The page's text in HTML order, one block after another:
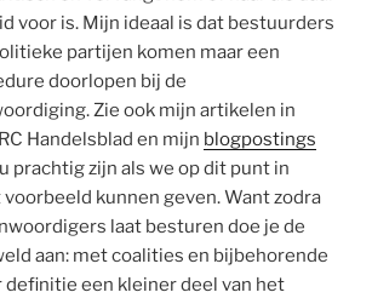
voor is. Mijn ideaal is dat bestuurders
partijen komen maar een
doorlopen bij de
Zie ook mijn artikelen in
Handelsblad en mijn blogpostings
prachtig zijn als we op dit punt in
kunnen geven. Want zodra
laat besturen doe je de
aan: met coalities en bijbehorende
definitie een kleiner deel van het